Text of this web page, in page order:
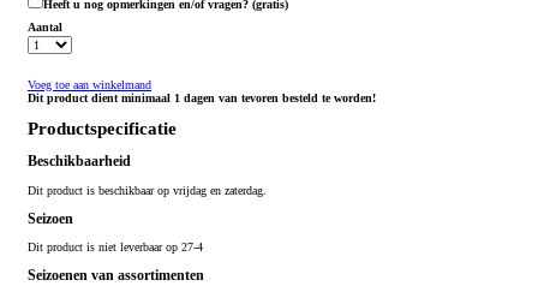
Heeft u nog opmerkingen en/of vragen? (gratis)
Aantal
Voeg toe aan winkelmand
Dit product dient minimaal 1 dagen van tevoren besteld te worden!
Productspecificatie
Beschikbaarheid
Dit product is beschikbaar op vrijdag en zaterdag.
Seizoen
Dit product is niet leverbaar op 27-4
Seizoenen van assortimenten